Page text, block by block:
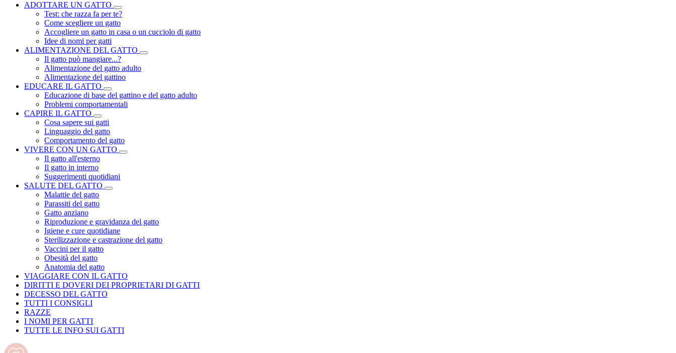
ADOTTARE UN GATTO
Test: che razza fa per te?
Come scegliere un gatto
Accogliere un gatto in casa o un cucciolo di gatto
Idee di nomi per gatti
ALIMENTAZIONE DEL GATTO
Il gatto può mangiare...?
Alimentazione del gatto adulto
Alimentazione del gattino
EDUCARE IL GATTO
Educazione di base del gattino e del gatto adulto
Problemi comportamentali
CAPIRE IL GATTO
Cosa sapere sui gatti
Linguaggio del gatto
Comportamento del gatto
VIVERE CON UN GATTO
Il gatto all'esterno
Il gatto in interno
Suggerimenti quotidiani
SALUTE DEL GATTO
Malattie del gatto
Parassiti del gatto
Gatto anziano
Riproduzione e gravidanza del gatto
Igiene e cure quotidiane
Sterilizzazione e castrazione del gatto
Vaccini per il gatto
Obesità del gatto
Anatomia del gatto
VIAGGIARE CON IL GATTO
DIRITTI E DOVERI DEI PROPRIETARI DI GATTI
DECESSO DEL GATTO
TUTTI I CONSIGLI
RAZZE
I NOMI PER GATTI
TUTTE LE INFO SUI GATTI